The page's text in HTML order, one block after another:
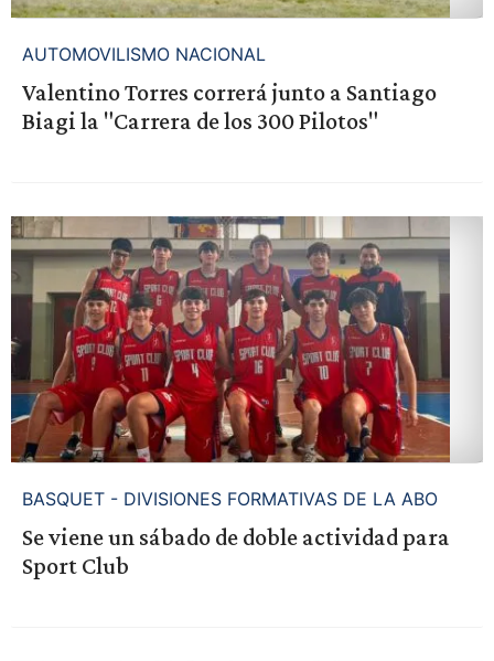
AUTOMOVILISMO NACIONAL
Valentino Torres correrá junto a Santiago
Biagi la "Carrera de los 300 Pilotos"
BASQUET - DIVISIONES FORMATIVAS DE LA ABO
Se viene un sábado de doble actividad para
Sport Club